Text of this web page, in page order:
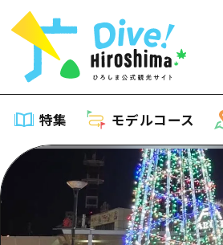
特集 モデルコース
特集
特集一覧
モデルコース